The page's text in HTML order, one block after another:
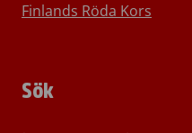
Finlands Röda Kors
Sök